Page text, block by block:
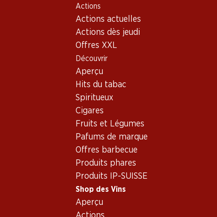
Actions
Actions actuelles
Actions dès jeudi
Offres XXL
Découvrir
Aperçu
Hits du tabac
Spiritueux
Cigares
Fruits et Légumes
Pafums de marque
Offres barbecue
Produits phares
Produits IP-SUISSE
Shop des Vins
Aperçu
Shop des Vins
France
Bordeaux
Château d’Escurac Médoc AOC Cru Bourgeois
Exclusivité web !
Recto Verso